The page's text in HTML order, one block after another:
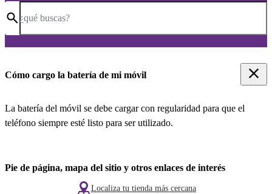
¿qué buscas?
Cómo cargo la batería de mi móvil
La batería del móvil se debe cargar con regularidad para que el
teléfono siempre esté listo para ser utilizado.
Pie de página, mapa del sitio y otros enlaces de interés
Localiza tu tienda más cercana